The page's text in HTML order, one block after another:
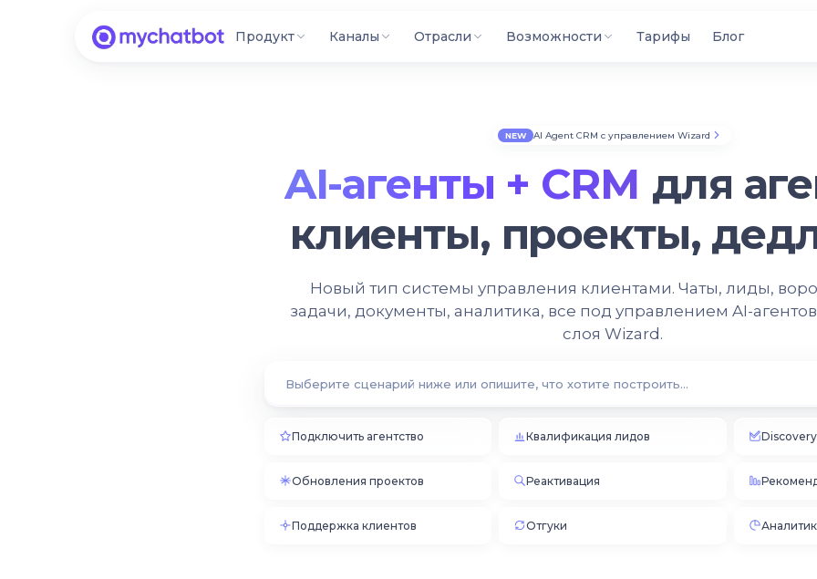
Продукт Каналы Отрасли Возможности Тарифы Блог
NEW AI Agent CRM с управлением Wizard
AI-агенты + CRM для
клиенты, проекты,
Новый тип системы управления клиентами. Чаты, лиды,
задачи, документы, аналитика, все под управлением AI-
слоя Wizard.
Подключить агентство Квалификация лидов
Обновления проектов Реактивация
Поддержка клиентов Отгуки